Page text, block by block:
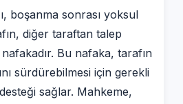
boşanma sonrası yoksul
diğer taraftan talep
Bu nafaka, tarafın
sürdürebilmesi için gerekli
sağlar. Mahkeme,